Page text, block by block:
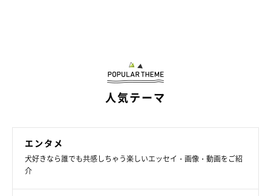
人気テーマ
エンタメ
犬好きなら誰でも共感しちゃう楽しいエッセイ・画像・動画をご紹
介